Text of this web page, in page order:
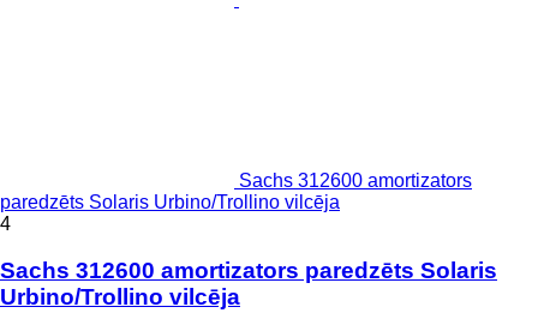
Sachs 312600 amortizators
paredzēts Solaris Urbino/Trollino vilcēja
4
Sachs 312600 amortizators paredzēts Solaris
Urbino/Trollino vilcēja